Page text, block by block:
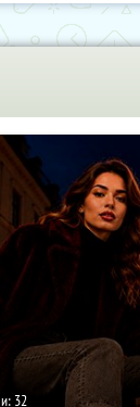
32